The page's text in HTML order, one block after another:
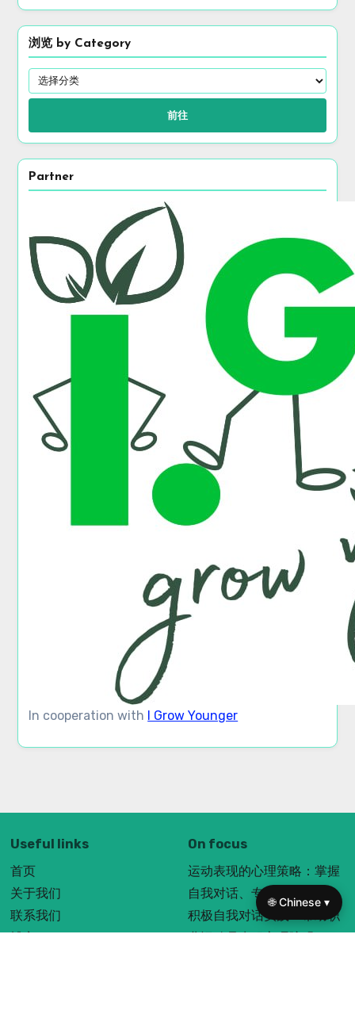
浏览 by Category
前往
Partner
In cooperation with I Grow Younger
Useful links
首页
关于我们
联系我们
On focus
运动表现的心理策略：掌握
自我对话、专注力和韧性
积极自我对话实践：帮助职
🌐 Chinese ▾